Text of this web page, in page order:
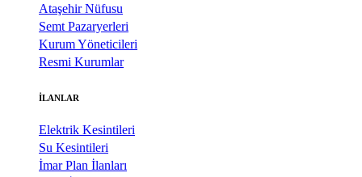
Ataşehir Nüfusu
Semt Pazaryerleri
Kurum Yöneticileri
Resmi Kurumlar
İLANLAR
Elektrik Kesintileri
Su Kesintileri
İmar Plan İlanları